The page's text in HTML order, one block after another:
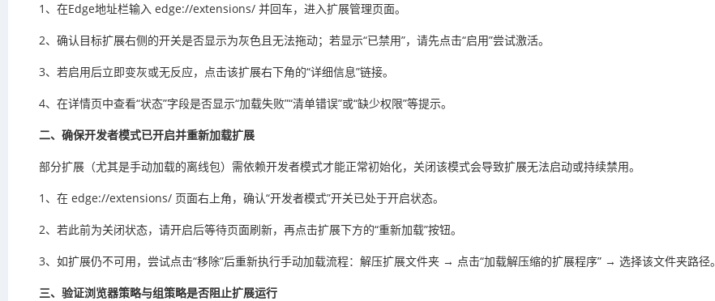
1、在Edge地址栏输入 edge://extensions/ 并回车，进入扩展管理页面。
2、确认目标扩展右侧的开关是否显示为灰色且无法拖动；若显示“已禁用”，请先点击“启用”尝试激活。
3、若启用后立即变灰或无反应，点击该扩展右下角的“详细信息”链接。
4、在详情页中查看“状态”字段是否显示“加载失败”“清单错误”或“缺少权限”等提示。
二、确保开发者模式已开启并重新加载扩展
部分扩展（尤其是手动加载的离线包）需依赖开发者模式才能正常初始化，关闭该模式会导致扩展无法启动或持续禁用。
1、在 edge://extensions/ 页面右上角，确认“开发者模式”开关已处于开启状态。
2、若此前为关闭状态，请开启后等待页面刷新，再点击扩展下方的“重新加载”按钮。
3、如扩展仍不可用，尝试点击“移除”后重新执行手动加载流程：解压扩展文件夹 → 点击“加载解压缩的扩展程序” → 选择该文件夹路径。
三、验证浏览器策略与组策略是否阻止扩展运行